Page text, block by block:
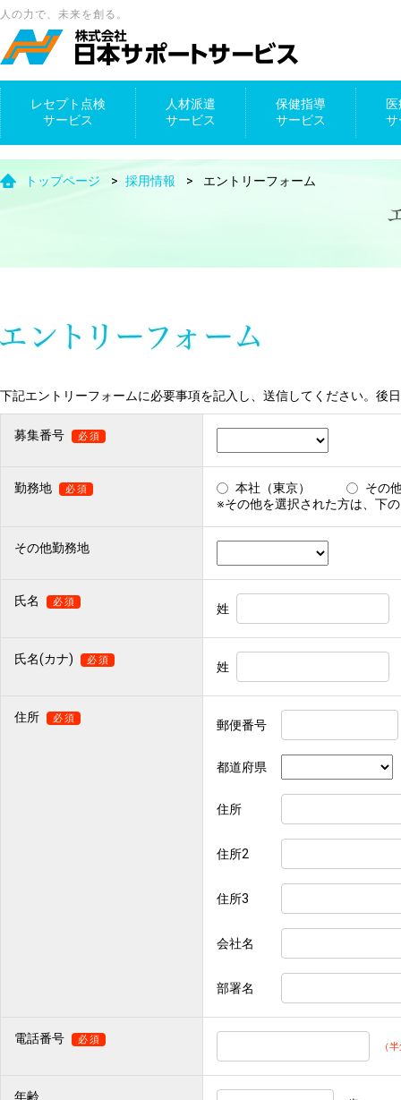
人の力で、未来を創る。
レセプト点検
サービス
人材派遣
サービス
保健指導
サービス
サ
トップページ > 採用情報 > エントリーフォーム
下記エントリーフォームに必要事項を記入し、送信してください。後
募集番号 必須
勤務地 必須 本社（東京）
その
※その他を選択された方は、下
その他勤務地
氏名 必須 姓
氏名(カナ) 必須 姓
住所 必須 郵便番号
都道府県
住所
住所2
住所3
会社名
部署名
電話番号 必須
（
年齢